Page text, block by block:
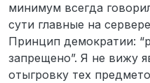
минимум всегда
сути главные на
Принцип демократии:
запрещено”. Я не вижу
отыгровку тех